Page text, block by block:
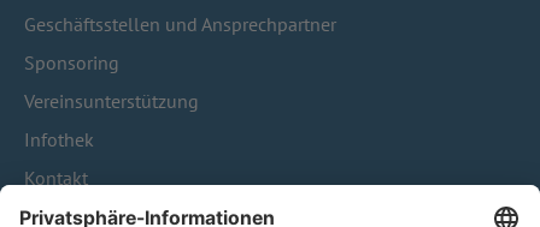
Geschäftsstellen und Ansprechpartner
Sponsoring
Vereinsunterstützung
Infothek
Kontakt